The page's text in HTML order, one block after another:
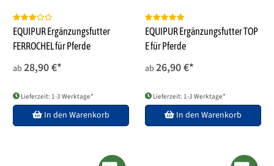
EQUIPUR Ergänzungsfutter
FERROCHEL für Pferde
ab 28,90 €*
Lieferzeit: 1-3 Werktage*
In den Warenkorb
EQUIPUR Ergänzungsfutter TOP
E für Pferde
ab 26,90 €*
Lieferzeit: 1-3 Werktage*
In den Warenkorb